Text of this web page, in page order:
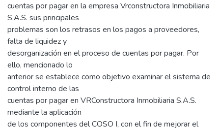
cuentas por pagar en la empresa Vrconstructora Inmobiliaria
S.A.S. sus principales
problemas son los retrasos en los pagos a proveedores,
falta de liquidez y
desorganización en el proceso de cuentas por pagar. Por
ello, mencionado lo
anterior se establece como objetivo examinar el sistema de
control interno de las
cuentas por pagar en VRConstructora Inmobiliaria S.A.S.
mediante la aplicación
de los componentes del COSO I, con el fin de mejorar el